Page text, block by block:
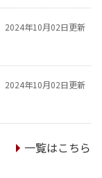
2024年10月02日更新
2024年10月02日更新
一覧はこちら